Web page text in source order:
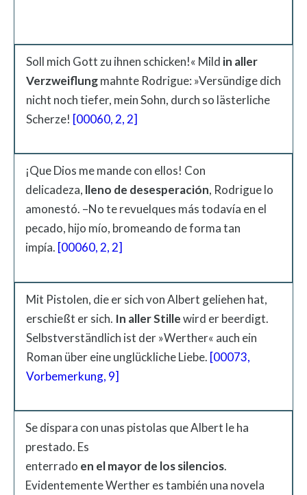
Soll mich Gott zu ihnen schicken!« Mild in aller
Verzweiflungmahnte Rodrigue: »Versündige dich
nicht noch tiefer, mein Sohn, durch so lästerliche
Scherze! [00060, 2, 2]
¡Que Dios me mande con ellos! Con
delicadeza, lleno de desesperación, Rodrigue lo
amonestó. –No te revuelques más todavía en el
pecado, hijo mío, bromeando de forma tan
impía. [00060, 2, 2]
Mit Pistolen, die er sich von Albert geliehen hat,
erschießt er sich. In aller Stillewird er beerdigt.
Selbstverständlich ist der »Werther« auch ein
Roman über eine unglückliche Liebe. [00073,
Vorbemerkung, 9]
Se dispara con unas pistolas que Albert le ha
prestado. Es
enterrado en elmayorde lossilencios.
Evidentemente Werther es también una novela